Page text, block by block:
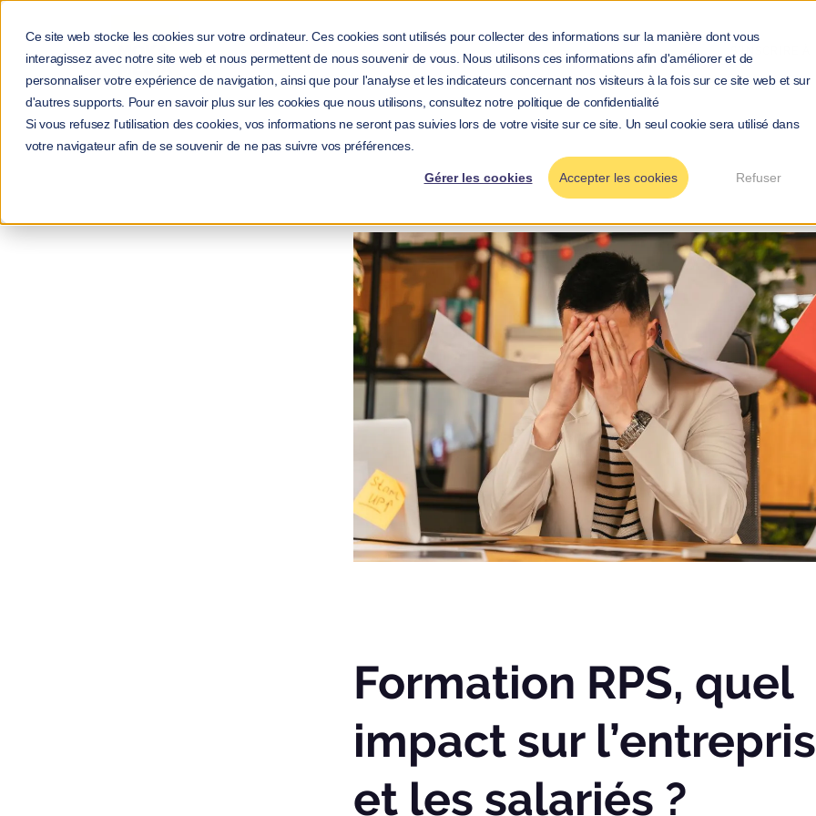
Ce site web stocke les cookies sur votre ordinateur. Ces cookies sont utilisés pour collecter des informations sur la manière dont vous
interagissez avec notre site web et nous permettent de nous souvenir de vous. Nous utilisons ces informations afin d'améliorer et de
personnaliser votre expérience de navigation, ainsi que pour l'analyse et les indicateurs concernant nos visiteurs à la fois sur ce site web et sur
d'autres supports. Pour en savoir plus sur les cookies que nous utilisons, consultez notre politique de confidentialité
Si vous refusez l'utilisation des cookies, vos informations ne seront pas suivies lors de votre visite sur ce site. Un seul cookie sera utilisé dans
votre navigateur afin de se souvenir de ne pas suivre vos préférences.
Gérer les cookies Accepter les cookies Refuser
Accueil
Formation RPS, quel
impact sur
et les salariés ?